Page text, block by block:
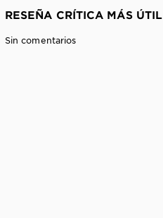
RESEÑA CRÍTICA MÁS ÚTIL
Sin comentarios